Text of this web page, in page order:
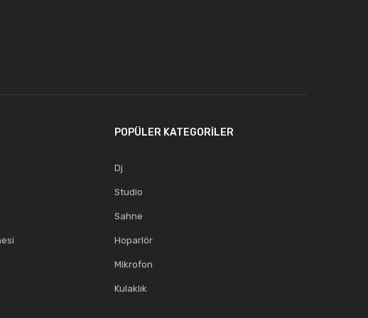
POPÜLER KATEGORİLER
Dj
Studio
Sahne
Hoparlör
Mikrofon
Kulaklık